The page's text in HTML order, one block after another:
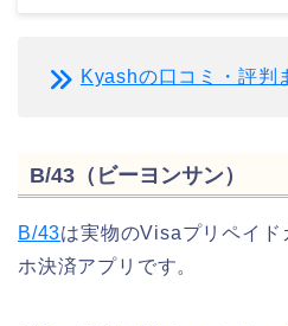
Kyashの口コミ・評判
B/43（ビーヨンサン）
B/43は実物のVisaプリペイ
ホ決済アプリです。